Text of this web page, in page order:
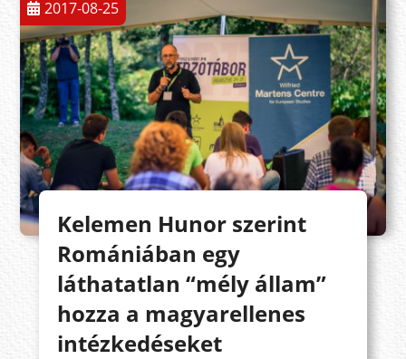
2017-08-25
Kelemen Hunor szerint
Romániában egy
láthatatlan “mély állam”
hozza a magyarellenes
intézkedéseket